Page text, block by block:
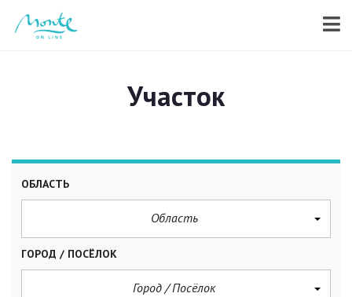
Участок
ОБЛАСТЬ
Область
ГОРОД / ПОСЁЛОК
Город / Посёлок